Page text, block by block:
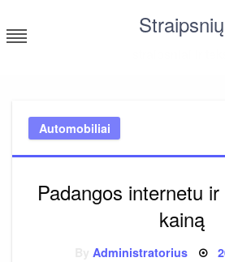
to
content
Automobiliai
Padangos internetu
kainą
Administratorius